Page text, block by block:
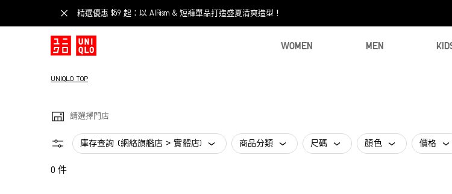
精選優惠 $59 起：以 AIRism & 短褲單品打造盛夏清爽造型！
WOMEN MEN
UNIQLO TOP
請選擇門店
庫存查詢 (網絡旗艦店 > 實體店) 商品分類 尺碼 顏色 價格
0 件